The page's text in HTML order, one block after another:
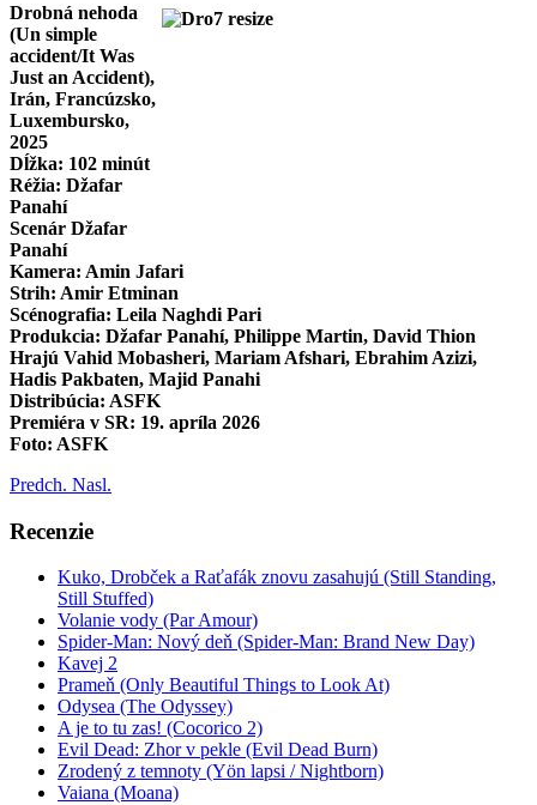
Drobná nehoda
(Un simple
accident/It Was
Just an Accident),
Irán, Francúzsko,
Luxembursko,
2025
Dĺžka: 102 minút
Réžia: Džafar
Panahí
Scenár Džafar
Panahí
Kamera: Amin Jafari
Strih: Amir Etminan
Scénografia: Leila Naghdi Pari
Produkcia: Džafar Panahí, Philippe Martin, David Thion
Hrajú Vahid Mobasheri, Mariam Afshari, Ebrahim Azizi,
Hadis Pakbaten, Majid Panahi
Distribúcia: ASFK
Premiéra v SR: 19. apríla 2026
Foto: ASFK
Predch. Nasl.
Recenzie
Kuko, Drobček a Raťafák znovu zasahujú (Still Standing,
Still Stuffed)
Volanie vody (Par Amour)
Spider-Man: Nový deň (Spider-Man: Brand New Day)
Kavej 2
Prameň (Only Beautiful Things to Look At)
Odysea (The Odyssey)
A je to tu zas! (Cocorico 2)
Evil Dead: Zhor v pekle (Evil Dead Burn)
Zrodený z temnoty (Yön lapsi / Nightborn)
Vaiana (Moana)